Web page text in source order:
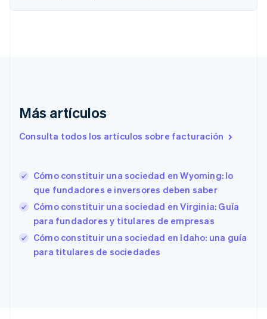
Más artículos
Consulta todos los artículos sobre facturación
Cómo constituir una sociedad en Wyoming: lo
que fundadores e inversores deben saber
Cómo constituir una sociedad en Virginia: Guía
para fundadores y titulares de empresas
Cómo constituir una sociedad en Idaho: una guía
para titulares de sociedades
English
English Italiano
Estados Unidos
EnglishEspañol简体中文
English
Finlandia
English Svenska
Francia